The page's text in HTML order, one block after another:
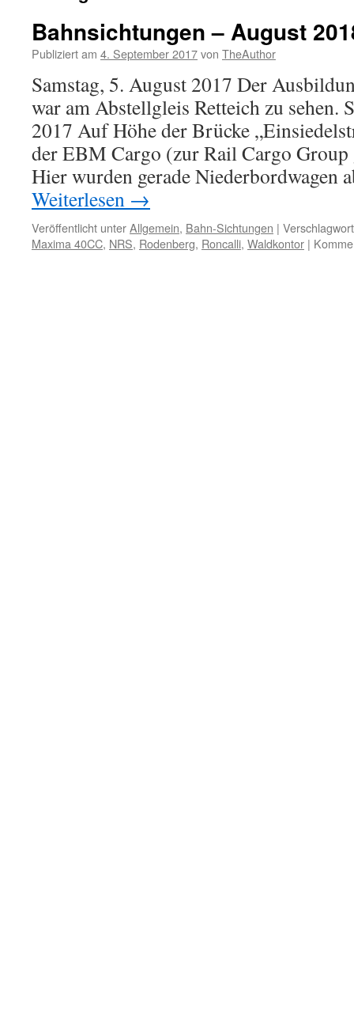
Bahnsichtungen – August
Publiziert am 4. September 2017von TheAuthor
Samstag, 5. August 2017 Der
war am Abstellgleis Retteich zu sehen.
2017 Auf Höhe der Brücke
der EBM Cargo (zur Rail Cargo
Hier wurden gerade Niederbordwagen
Weiterlesen →
Veröffentlicht unterAllgemein, Bahn-Sichtungen |
Maxima 40CC, NRS, Rodenberg, Roncalli, Waldkontor |